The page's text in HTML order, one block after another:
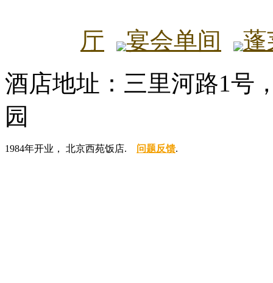
厅 宴会单间
蓬
酒店地址：三里河路1号
园
1984年开业， 北京西苑饭店. 问题反馈.